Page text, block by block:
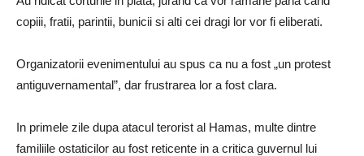
copiii, fratii, parintii, bunicii si alti cei dragi lor vor fi eliberati.
Organizatorii evenimentului au spus ca nu a fost „un protest
antiguvernamental”, dar frustrarea lor a fost clara.
In primele zile dupa atacul terorist al Hamas, multe dintre
familiile ostaticilor au fost reticente in a critica guvernul lui